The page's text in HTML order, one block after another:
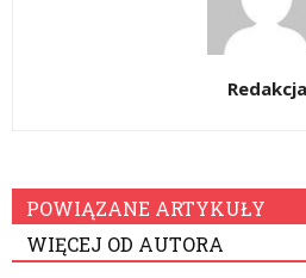
Redakcja
POWIĄZANE ARTYKUŁY
WIĘCEJ OD AUTORA